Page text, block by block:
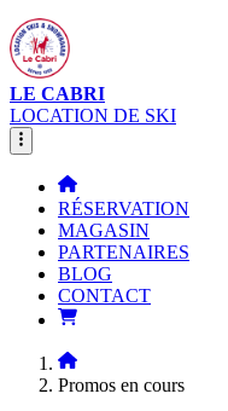
LE CABRI
LOCATION DE SKI
RÉSERVATION
MAGASIN
PARTENAIRES
BLOG
CONTACT
Promos en cours